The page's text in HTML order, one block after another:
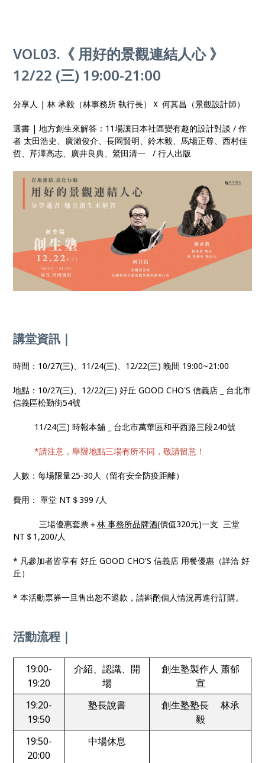
VOL03.《 用好的景觀連結人心 》
12/22 (三) 19:00-21:00
分享人 | 林 承毅（林事務所 執行長）Ｘ 何其昌（景觀設計師）
選書 | 地方創生來解答：11場讓日本社區變有趣的設計對談 / 作
者 太田浩史、廣瀨俊介、長岡賢明、鈴木毅、馬場正尊、西村佳
哲、芹澤高志、廣井良典、鷲田清一 / 行人出版
講堂資訊｜
時間：10/27(三)、11/24(三)、12/22(三) 晚間 19:00~21:00
地點：10/27(三)、12/22(三) 好丘 GOOD CHO'S 信義店 _ 台北市
信義區松勤街54號
11/24(三) 時報本舖 _ 台北市萬華區和平西路三段240號
*請注意，舉辦地點三場有所不同，敬請留意！
人數：每場限量25-30人（留有安全防疫距離）
費用： 單堂 NT＄399 /人
三場優惠套票＋林 事務所品牌酒(價值320元)一支 三堂
NT＄1,200/人
* 凡參加者皆享有 好丘 GOOD CHO'S 信義店 用餐優惠（詳洽 好
丘）
* 本活動票券一旦售出恕不退款，請斟酌個人情況再進行訂購。
活動流程｜
19:00-
19:20
介紹、認識、開
場
創生塾製作人 蕭郁
宣
19:20-
19:50
塾長說書
創生塾塾長 林承
毅
19:50-
20:00
中場休息